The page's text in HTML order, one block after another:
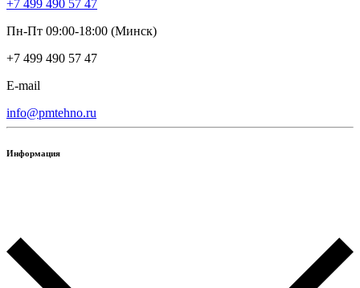
+7 499 490 57 47
Пн-Пт 09:00-18:00 (Минск)
+7 499 490 57 47
E-mail
info@pmtehno.ru
Информация